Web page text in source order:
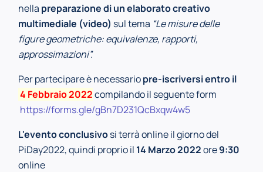
nella preparazione di un elaborato creativo
multimediale (video) sul tema “Le misure delle
figure geometriche: equivalenze, rapporti,
approssimazioni”.
Per partecipare è necessariopre-iscriversi entro il
4 Febbraio 2022compilando il seguente form
https://forms.gle/gBn7D231QcBxqw4w5
L'evento conclusivosi terrà online il giorno del
PiDay2022, quindi proprio il 14 Marzo 2022ore9:30
online